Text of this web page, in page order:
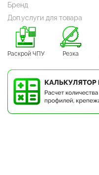
Бренд
Доп.услуги для товара
Раскрой ЧПУ Резка